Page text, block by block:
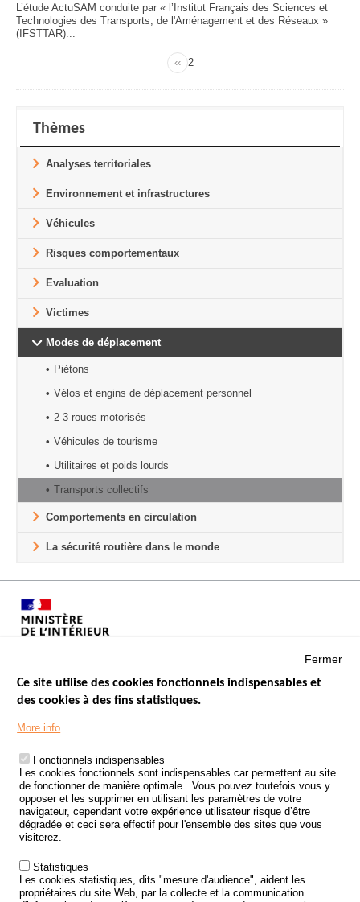
L’étude ActuSAM conduite par « l’Institut Français des Sciences et
Technologies des Transports, de l'Aménagement et des Réseaux »
(IFSTTAR)...
Pagination
Page
‹‹ Page
2
Thèmes
Analyses territoriales
Environnement et infrastructures
Véhicules
Risques comportementaux
Evaluation
Victimes
Modes de déplacement
Piétons
Vélos et engins de déplacement personnel
2-3 roues motorisés
Véhicules de tourisme
Utilitaires et poids lourds
Transports collectifs
Comportements en circulation
La sécurité routière dans le monde
Menu
Footer
LES SITES PUBLICS
ÉTAT DE L’INSÉCURITÉ ROUTIÈRE
TRAITEMENT DES DONNÉES PERSONNELLES DES ACCIDENTS DE
LA ROUTE
ETUDES ET RECHERCHES
APPEL À PROJETS
POLITIQUE DE SÉCURITÉ ROUTIÈRE
Fermer
Ce site utilise des cookies fonctionnels indispensables et
des cookies à des fins statistiques.
More info
Fonctionnels indispensables
Les cookies fonctionnels sont indispensables car permettent au site
de fonctionner de manière optimale . Vous pouvez toutefois vous y
opposer et les supprimer en utilisant les paramètres de votre
navigateur, cependant votre expérience utilisateur risque d’être
dégradée et ceci sera effectif pour l'ensemble des sites que vous
visiterez.
Statistiques
Les cookies statistiques, dits "mesure d'audience", aident les
propriétaires du site Web, par la collecte et la communication